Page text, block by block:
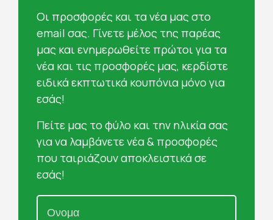
Oι προσφορές και τα νέα μας στο
email σας. Γίνετε μέλος της παρέας
μας και ενημερωθείτε πρώτοι για τα
νέα και τις προσφορές μας, κερδίστε
ειδικά εκπτωτικά κουπόνια μόνο για
εσάς!
Πείτε μας το φύλο και την ηλικία σας
για να λαμβάνετε νέα & προσφορές
που ταιριάζουν αποκλειστικά σε
εσάς!